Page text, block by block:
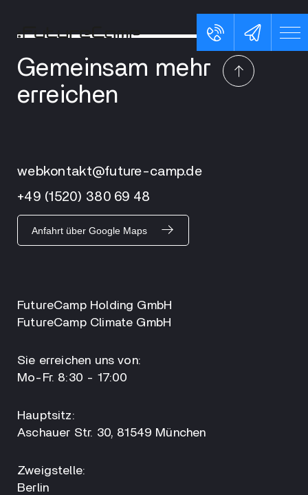
Gemeinsam mehr
erreichen
webkontakt@future-camp.de
+49 (1520) 380 69 48
Anfahrt über Google Maps
FutureCamp Holding GmbH
FutureCamp Climate GmbH
Sie erreichen uns von:
Mo-Fr. 8:30 - 17:00
Hauptsitz:
Aschauer Str. 30, 81549 München
Zweigstelle:
Berlin